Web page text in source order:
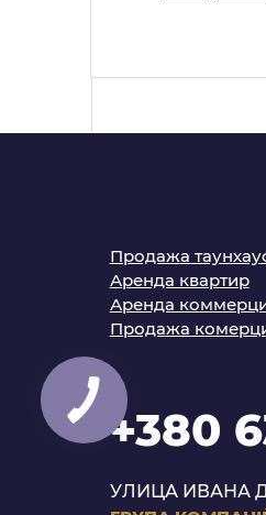
Продажа
Аренда квартир
Аренда
Продажа
+380
УЛИЦА ИВАНА